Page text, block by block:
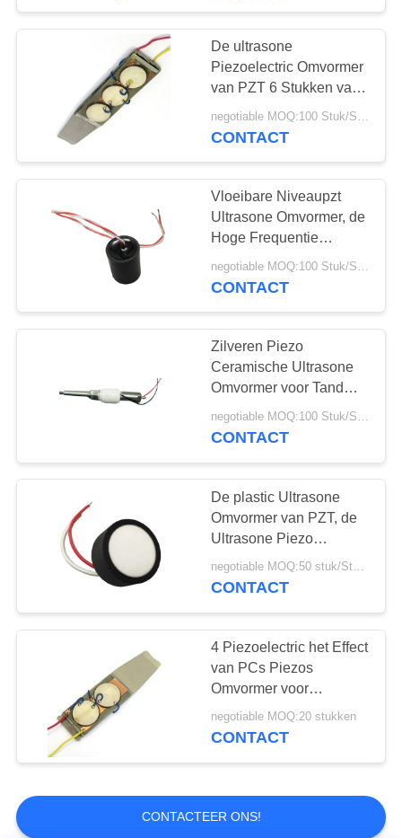
Onderwater
Ultrasone Sensor
12
ultrasoon
lassenomvormer
10
De ultrasone
Omvormer van de
Stroommeter
15
Ultrasone
Gasomvormer
9
De ultrasone
Piezoelectric Omvormer
van PZT 6 Stukken van
Piezos voor
Schoonheidsgaszuiveraar
CONTACT
Vloeibare Niveaupzt
Ultrasone Omvormer, de
Hoge Frequentie
Piezoelectric Omvormer
van 230Khz
CONTACT
Zilveren Piezo
Ceramische Ultrasone
Omvormer voor Tand
Schoonmakende
Ultrasone
negotiable MOQ:100 Stuk/Stukken
CONTACT
De plastic Ultrasone
Omvormer van PZT, de
Ultrasone Piezo
Omvormer van 200KHz
negotiable MOQ:50 stuk/Stukken
CONTACT
4 Piezoelectric het Effect
van PCs Piezos
Omvormer voor
Ultrasone
Huidgaszuiveraar
negotiable MOQ:20 stukken
CONTACT
CONTACTEER ONS!